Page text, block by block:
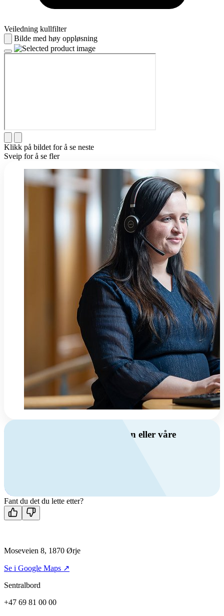
Veiledning kullfilter
Bilde med høy oppløsning
Klikk på bildet for å se neste
Sveip for å se fler
Har du spørsmål om ventilasjon eller våre
Kontakt oss
Fant du det du lette etter?
Moseveien 8, 1870 Ørje
Se i Google Maps ↗
Sentralbord
+47 69 81 00 00